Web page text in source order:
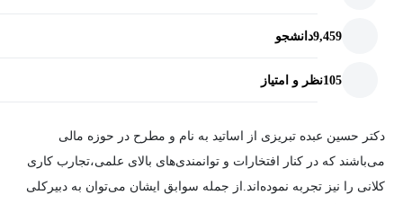
9,459دانشجو
105نظر و امتیاز
‌دکتر حسین عبده تبریزی از اساتید به نام و مطرح در حوزه مالی
می‌باشند که در کنار افتخارات و توانمندی‌های بالای علمی،تجارب کاری
کلانی را نیز تجربه نموده‌اند.از جمله سوابق ایشان می‌توان به دبیرکلی